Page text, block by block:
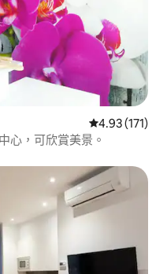
從 171 則評價
4.93 (171)
心，可欣賞美景。